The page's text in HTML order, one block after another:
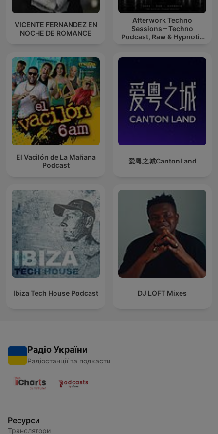
VICENTE FERNANDEZ EN
NOCHE DE ROMANCE
Afterwork Techno
Sessions – Techno
Podcast, Raw & Hypnotic
El Vacilón de La Mañana
Podcast
爱粤之城CantonLand
Ibiza Tech House Podcast DJ LOFT Mixes
Радіо України
Радіостанції та подкасти
Ресурси
Транслятори